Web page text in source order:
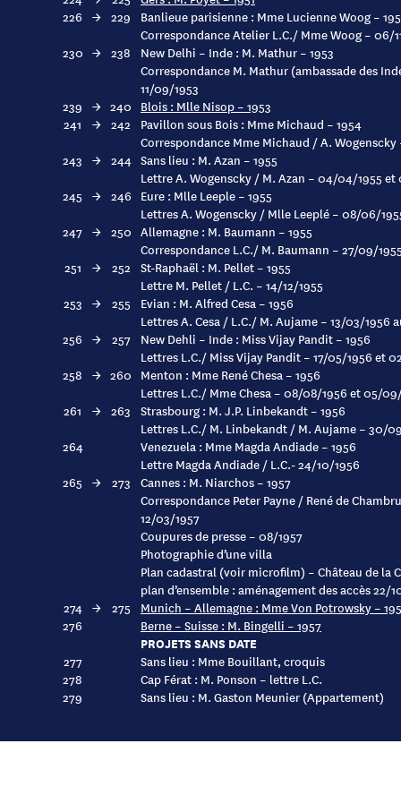
226 → 229
Banlieue parisienne : Mme Lucienne Woog –
Correspondance Atelier L.C./ Mme Woog – 06/
230 → 238
New Delhi – Inde : M. Mathur – 1953
Correspondance M. Mathur (ambassade des
11/09/1953
239 → 240 Blois : Mlle Nisop – 1953
241
→ 242 Pavillon sous Bois : Mme Michaud – 1954
Correspondance Mme Michaud / A.
243 → 244 Sans lieu : M. Azan – 1955
Lettre A. Wogenscky / M. Azan – 04/04/1955
245 → 246 Eure : Mlle Leeple – 1955
Lettres A. Wogenscky / Mlle Leeplé – 08/06/
247 → 250 Allemagne : M. Baumann – 1955
Correspondance L.C./ M. Baumann – 27/09/
251
→ 252 St-Raphaël : M. Pellet – 1955
Lettre M. Pellet / L.C. – 14/12/1955
253 → 255
Evian : M. Alfred Cesa – 1956
Lettres A. Cesa / L.C./ M. Aujame – 13/03/1956
256 → 257
New Dehli – Inde : Miss Vijay Pandit – 1956
Lettres L.C./ Miss Vijay Pandit – 17/05/1956 et
258 → 260 Menton : Mme René Chesa – 1956
Lettres L.C./ Mme Chesa – 08/08/1956 et 05/
261
→ 263 Strasbourg : M. J.P. Linbekandt – 1956
Lettres L.C./ M. Linbekandt / M. Aujame – 30/
264
Venezuela : Mme Magda Andiade – 1956
Lettre Magda Andiade / L.C.- 24/10/1956
265 → 273 Cannes : M. Niarchos – 1957
Correspondance Peter Payne / René de
12/03/1957
Coupures de presse – 08/1957
Photographie d’une villa
Plan cadastral (voir microfilm) – Château de la
plan d’ensemble : aménagement des accès 22/
274 → 275
Munich – Allemagne : Mme Von Potrowsky –
276
Berne – Suisse : M. Bingelli – 1957
PROJETS SANS DATE
277
Sans lieu : Mme Bouillant, croquis
278
Cap Férat : M. Ponson – lettre L.C.
279
Sans lieu : M. Gaston Meunier (Appartement)